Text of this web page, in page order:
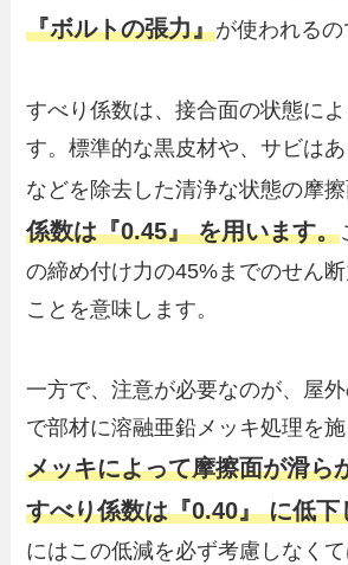
『ボルトの張力』が使われるの
すべり係数は、接合面の状態に
す。標準的な黒皮材や、サビは
などを除去した清浄な状態の摩
係数は『0.45』 を用います。
の締め付け力の45%までのせん
ことを意味します。
一方で、注意が必要なのが、屋
で部材に溶融亜鉛メッキ処理を施
メッキによって摩擦面が滑ら
すべり係数は『0.40』 に低下
にはこの低減を必ず考慮しなくて